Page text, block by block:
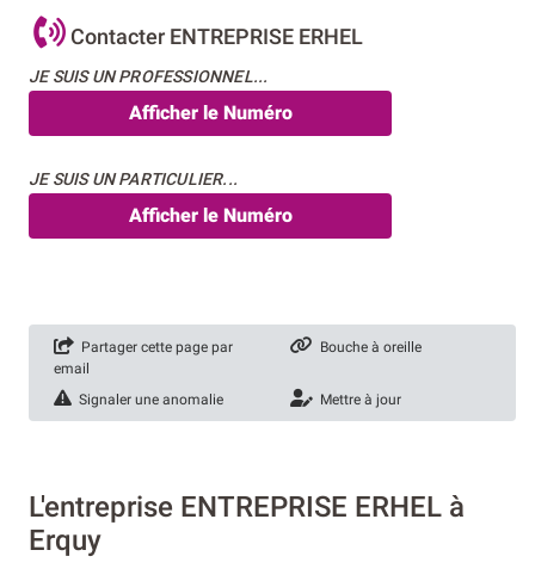
Contacter ENTREPRISE ERHEL
JE SUIS UN PROFESSIONNEL...
Afficher le Numéro
JE SUIS UN PARTICULIER...
Afficher le Numéro
Partager cette page par
email
Bouche à oreille
Signaler une anomalie Mettre à jour
L'entreprise ENTREPRISE ERHEL à
Erquy